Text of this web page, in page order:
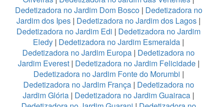
Dedetizadora no Jardim Dom Bosco| Dedetizadora no
Jardim dos Ipes | Dedetizadora no Jardim dos Lagos |
Dedetizadora no Jardim Edi | Dedetizadora no Jardim
Eledy | Dedetizadora no Jardim Esmeralda |
Dedetizadora no Jardim Europa | Dedetizadora no
Jardim Everest| Dedetizadora no Jardim Felicidade|
Dedetizadora no Jardim Fonte do Morumbi |
Dedetizadora no Jardim França| Dedetizadora no
Jardim Glória | Dedetizadora no Jardim Guairaca |